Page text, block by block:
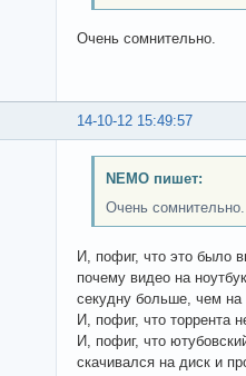
Очень сомнительно.
14-10-12 15:49:57
NEMO пишет:
Очень сомнительно.
И, пофиг, что это было
почему видео на
секудну больше, чем на
И, пофиг, что торрента
И, пофиг, что
скачивался на диск и